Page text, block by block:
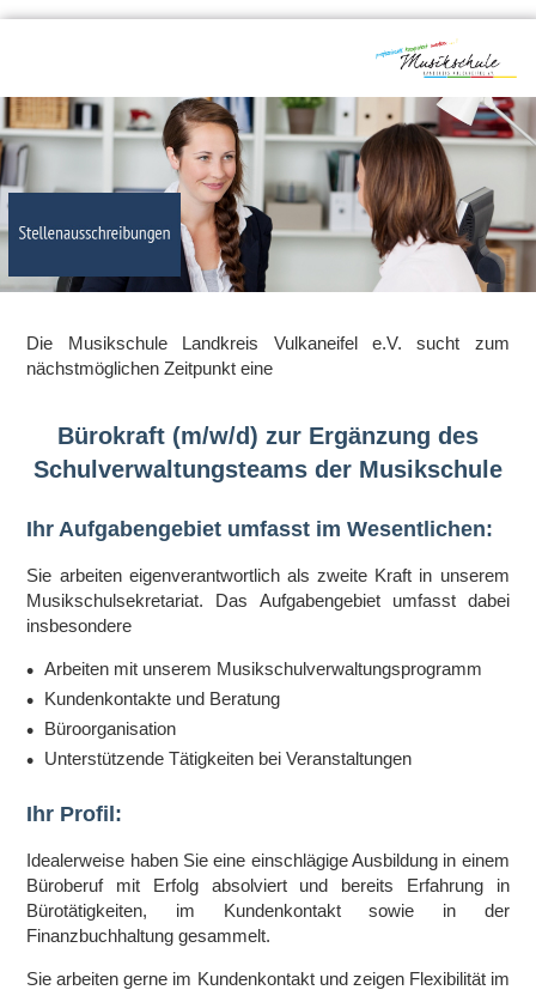
Die Musikschule Landkreis Vulkaneifel e.V. sucht zum
nächstmöglichen Zeitpunkt eine
Bürokraft (m/w/d) zur Ergänzung des
Schulverwaltungsteams der Musikschule
Ihr Aufgabengebiet umfasst im Wesentlichen:
Sie arbeiten eigenverantwortlich als zweite Kraft in unserem
Musikschulsekretariat. Das Aufgabengebiet umfasst dabei
insbesondere
Arbeiten mit unserem Musikschulverwaltungsprogramm
Kundenkontakte und Beratung
Büroorganisation
Unterstützende Tätigkeiten bei Veranstaltungen
Ihr Profil:
Idealerweise haben Sie eine einschlägige Ausbildung in einem
Büroberuf mit Erfolg absolviert und bereits Erfahrung in
Bürotätigkeiten, im Kundenkontakt sowie in der
Finanzbuchhaltung gesammelt.
Sie arbeiten gerne im Kundenkontakt und zeigen Flexibilität im